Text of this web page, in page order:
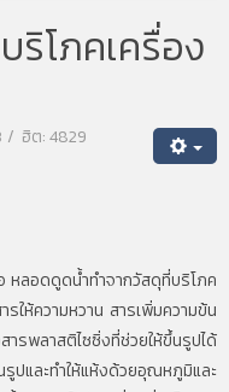
ริโภคเครื่อง
ฮิต: 4829
หลอดดูดน้ำทำจากวัสดุที่บริโภค
ให้ความหวาน สารเพิ่มความข้น
รพลาสติไซซิ่งที่ช่วยให้ขึ้นรูปได้
ปและทำให้แห้งด้วยอุณหภูมิและ